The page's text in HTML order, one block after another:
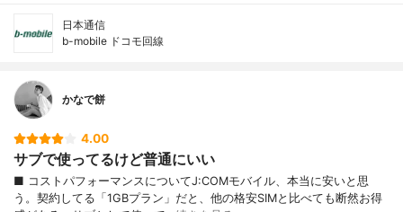
日本通信
b-mobile ドコモ回線
かなで餅
4.00
サブで使ってるけど普通にいい
■ コストパフォーマンスについてJ:COMモバイル、本当に安いと思
う。契約してる「1GBプラン」だと、他の格安SIMと比べても断然お得